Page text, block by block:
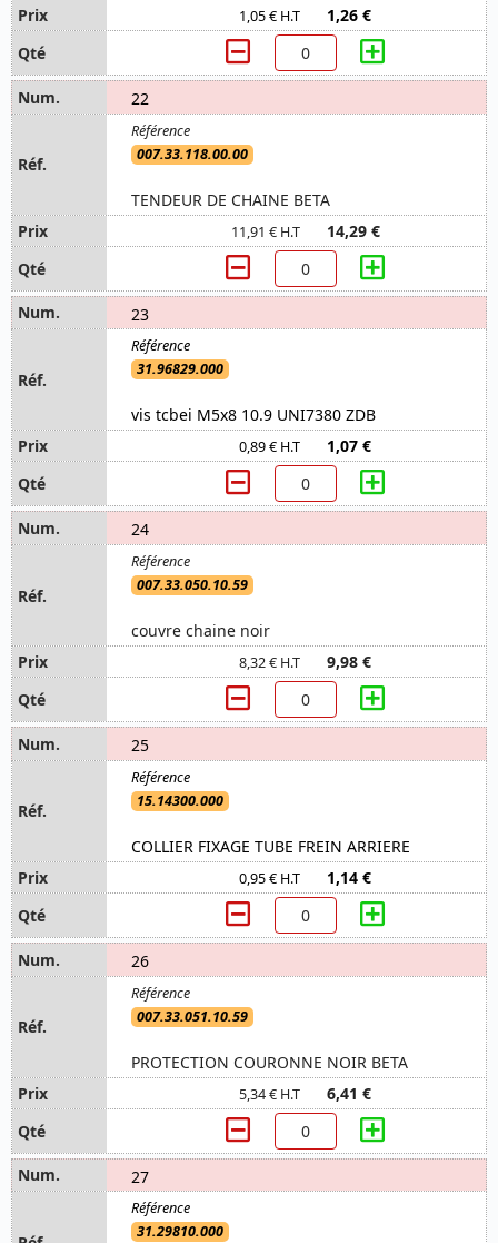
1,05 € H.T 1,26 €
22
007.33.118.00.00
TENDEUR DE CHAINE BETA
11,91 € H.T 14,29 €
23
31.96829.000
vis tcbei M5x8 10.9 UNI7380 ZDB
0,89 € H.T 1,07 €
24
007.33.050.10.59
couvre chaine noir
8,32 € H.T 9,98 €
25
15.14300.000
COLLIER FIXAGE TUBE FREIN ARRIERE
0,95 € H.T 1,14 €
26
007.33.051.10.59
PROTECTION COURONNE NOIR BETA
5,34 € H.T 6,41 €
27
31.29810.000